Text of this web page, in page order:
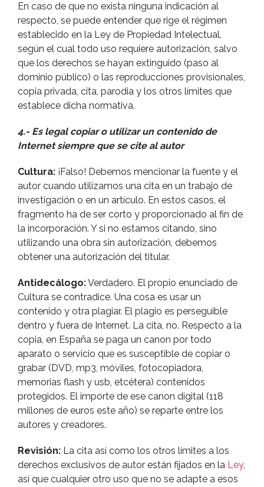
En caso de que no exista ninguna indicación al
respecto, se puede entender que rige el régimen
establecido en la Ley de Propiedad Intelectual,
según el cual todo uso requiere autorización, salvo
que los derechos se hayan extinguido (paso al
dominio público) o las reproducciones provisionales,
copia privada, cita, parodia y los otros lí­mites que
establece dicha normativa.
4.- Es legal copiar o utilizar un contenido de
Internet siempre que se cite al autor
Cultura: ¡Falso! Debemos mencionar la fuente y el
autor cuando utilizamos una cita en un trabajo de
investigación o en un artí­culo. En estos casos, el
fragmento ha de ser corto y proporcionado al fin de
la incorporación. Y si no estamos citando, sino
utilizando una obra sin autorización, debemos
obtener una autorización del titular.
Antidecálogo:Verdadero. El propio enunciado de
Cultura se contradice. Una cosa es usar un
contenido y otra plagiar. El plagio es perseguible
dentro y fuera de Internet. La cita, no. Respecto a la
copia, en España se paga un canon por todo
aparato o servicio que es susceptible de copiar o
grabar (DVD, mp3, móviles, fotocopiadora,
memorias flash y usb, etcétera) contenidos
protegidos. El importe de ese canon digital (118
millones de euros este año) se reparte entre los
autores y creadores.
Revisión: La cita así­ como los otros lí­mites a los
derechos exclusivos de autor están fijados en la Ley,
así­ que cualquier otro uso que no se adapte a esos